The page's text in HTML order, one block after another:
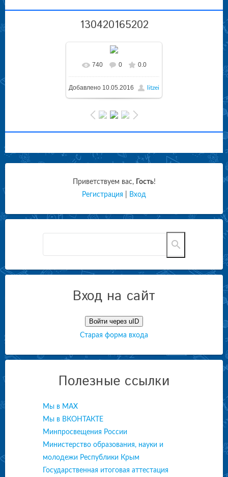
130420165202
740 0 0.0
Добавлено 10.05.2016 litzei
Приветствуем вас, Гость!
Регистрация
Вход
Вход на сайт
Войти через uID
Старая форма входа
Полезные ссылки
Мы в МАХ
Мы в ВКОНТАКТЕ
Минпросвещения России
Министерство образования, науки и
молодежи Республики Крым
Государственная итоговая аттестация